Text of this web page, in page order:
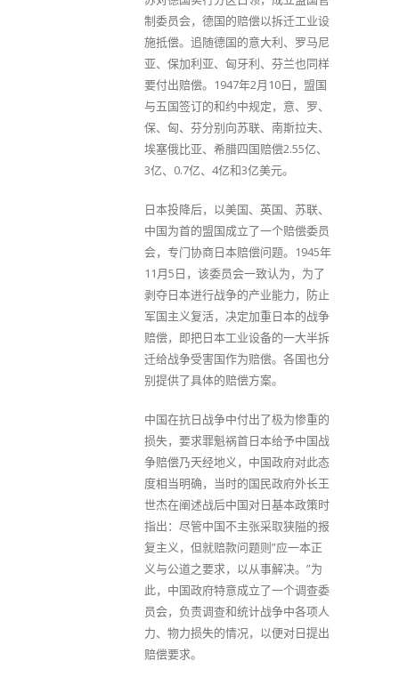
制委员会，德国的赔偿以拆迁工业设
施抵偿。追随德国的意大利、罗马尼
亚、保加利亚、匈牙利、芬兰也同样
要付出赔偿。1947年2月10日，盟国
与五国签订的和约中规定，意、罗、
保、匈、芬分别向苏联、南斯拉夫、
埃塞俄比亚、希腊四国赔偿2.55亿、
3亿、0.7亿、4亿和3亿美元。
日本投降后，以美国、英国、苏联、
中国为首的盟国成立了一个赔偿委员
会，专门协商日本赔偿问题。1945年
11月5日，该委员会一致认为，为了
剥夺日本进行战争的产业能力，防止
军国主义复活，决定加重日本的战争
赔偿，即把日本工业设备的一大半拆
迁给战争受害国作为赔偿。各国也分
别提供了具体的赔偿方案。
中国在抗日战争中付出了极为惨重的
损失，要求罪魁祸首日本给予中国战
争赔偿乃天经地义，中国政府对此态
度相当明确，当时的国民政府外长王
世杰在阐述战后中国对日基本政策时
指出：尽管中国不主张采取狭隘的报
复主义，但就赔款问题则”应一本正
义与公道之要求，以从事解决。”为
此，中国政府特意成立了一个调查委
员会，负责调查和统计战争中各项人
力、物力损失的情况，以便对日提出
赔偿要求。